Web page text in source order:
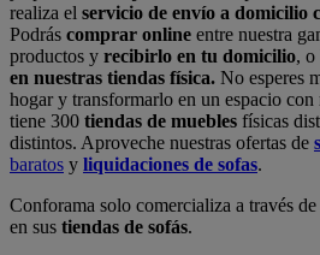
realiza el servicio de envío a domicilio
Podrás comprar online entre nuestra
productos y recibirlo en tu domicilio, o
en nuestras tiendas física. No esperes
hogar y transformarlo en un espacio
tiene 300 tiendas de muebles físicas
distintos. Aproveche nuestras ofertas de
baratos y liquidaciones de sofas.
Conforama solo comercializa a través
en sus tiendas de sofás.